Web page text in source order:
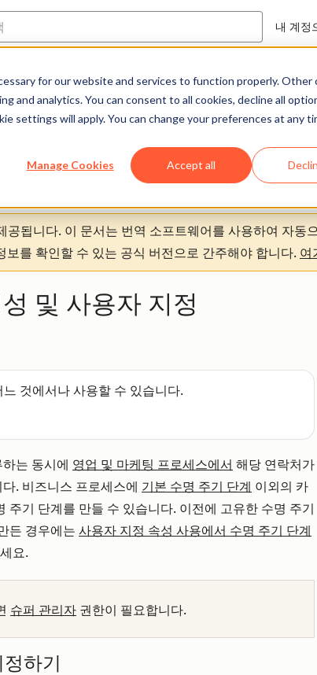
for our website and services to function properly. Other
and analytics. You can consent to all cookies, decline all
settings will apply. You can change your preferences at any
Manage Cookies Accept all
내 계정
도움말 센터 문서
공됩니다. 이 문서는 번역 소프트웨어를 사용하여 자동
를 확인할 수 있는 공식 버전으로 간주해야 합니다. 여
및 사용자 지정
느 것에서나 사용할 수 있습니다.
는 동시에 영업 및 마케팅 프로세스에서 해당 연락처가
. 비즈니스 프로세스에 기본 수명 주기 단계 이외의 카
주기 단계를 만들 수 있습니다. 이전에 고유한 수명 주기
든 경우에는 사용자 지정 속성 사용에서 수명 주기 단계
요.
슈퍼 관리자 권한이 필요합니다.
하기